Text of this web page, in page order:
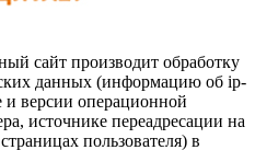
сайт производит обработку
данных (информацию об ip-
и версии операционной
источнике переадресации на
пользователя) в